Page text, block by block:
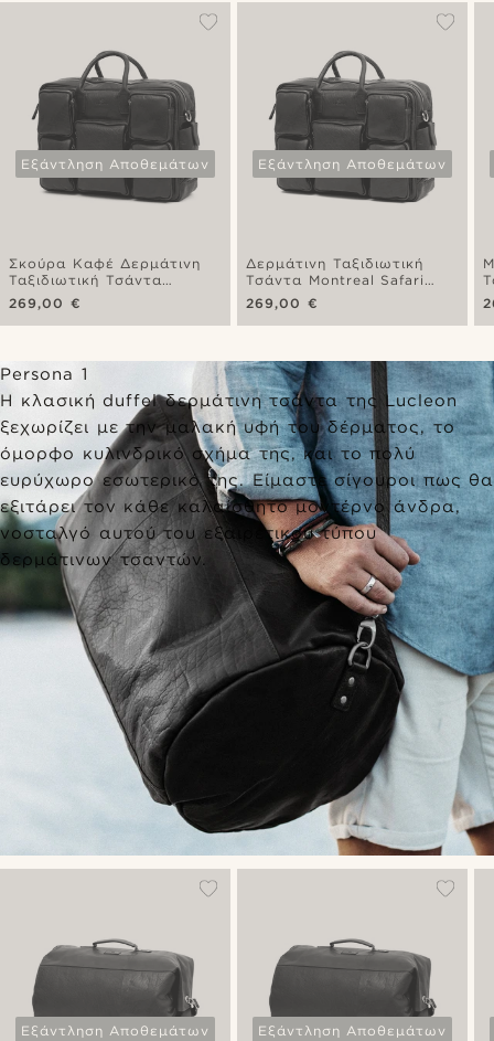
Εξάντληση Αποθεμάτων
Σκούρα Καφέ Δερμάτινη
Ταξιδιωτική Τσάντα
Montreal Safari
269,00 €
Εξάντληση Αποθεμάτων
Δερμάτινη Ταξιδιωτική
Τσάντα Montreal Safari
Olive
269,00 €
Persona 1
Η κλασική duffel δερμάτινη τσάντα της Lucleon
ξεχωρίζει με την μαλακή υφή του δέρματος, το
όμορφο κυλινδρικό σχήμα της, και το πολύ
ευρύχωρο εσωτερικό της. Είμαστε σίγουροι πως θα
εξιτάρει τον κάθε καλαίσθητο μοντέρνο άνδρα,
νοσταλγό αυτού του εξαιρετικού τύπου
δερμάτινων τσαντών.
Εξάντληση Αποθεμάτων Εξάντληση Αποθεμάτων